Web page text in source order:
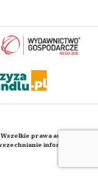
prawa autorskie
informacji i